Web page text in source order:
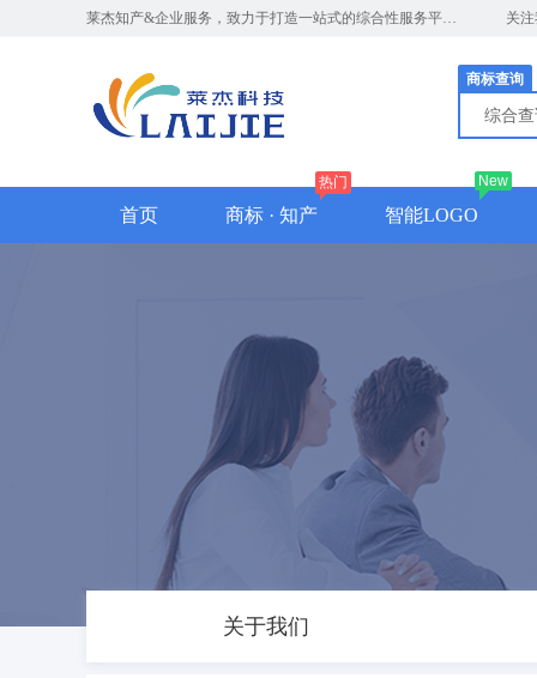
莱杰知产&企业服务，致力于打造一站式的综合性服务平台，竭诚期待与您的合作 关
商标查询
综合
首页 商标 · 知产
热门
智能LOGO
New
关于我们